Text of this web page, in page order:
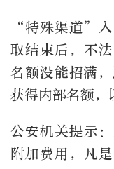
“特殊渠道”入
取结束后，不
名额没能招满
获得内部名额，
公安机关提示
附加费用，凡